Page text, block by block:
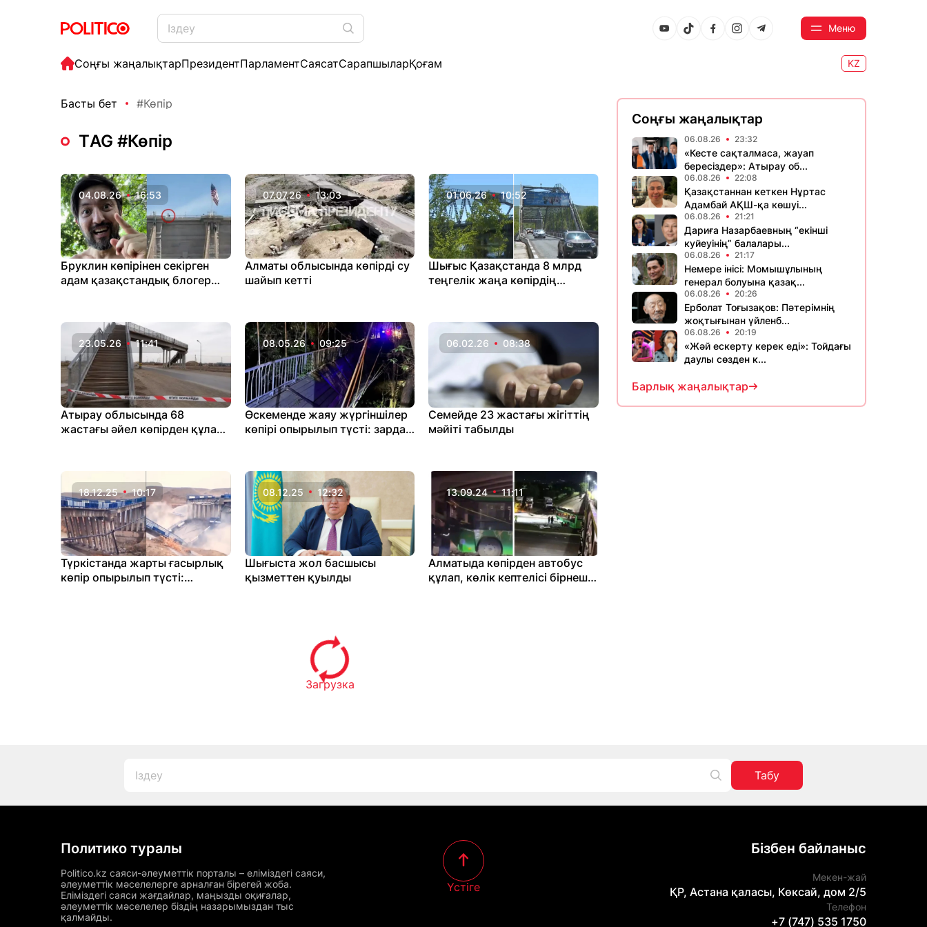
Меню
Соңғы жаңалықтарПрезидентПарламентСаясатСарапшыларҚоғам KZ
Басты бет #Көпір
ТAG #Көпір
04.08.26 16:53
Бруклин көпірінен секірген
адам қазақстандық блогер
07.07.26 13:03
Алматы облысында көпірді су
шайып кетті
01.06.26 10:52
Шығыс Қазақстанда 8 млрд
теңгелік жаңа көпірдің
23.05.26 11:41
Атырау облысында 68
жастағы әйел көпірден құлап
08.05.26 09:25
Өскеменде жаяу жүргіншілер
көпірі опырылып түсті: зардап
06.02.26 08:38
Семейде 23 жастағы жігіттің
мәйіті табылды
18.12.25 10:17
Түркістанда жарты ғасырлық
көпір опырылып түсті:
08.12.25 12:32
Шығыста жол басшысы
қызметтен қуылды
13.09.24 11:11
Алматыда көпірден автобус
құлап, көлік кептелісі бірнеше
Загрузка
Соңғы жаңалықтар
06.08.26 23:32
«Кесте сақталмаса, жауап
бересіздер»: Атырау об...
06.08.26 22:08
Қазақстаннан кеткен Нұртас
Адамбай АҚШ-қа көшуі...
06.08.26 21:21
Дариға Назарбаевның “екінші
куйеуінің” балалары...
06.08.26 21:17
Немере інісі: Момышұлының
генерал болуына қазақ...
06.08.26 20:26
Ерболат Тоғызақов: Пәтерімнің
жоқтығынан үйленб...
06.08.26 20:19
«Жәй ескерту керек еді»: Тойдағы
даулы сөзден к...
Барлық жаңалықтар
Табу
Политико туралы
Politico.kz саяси-әлеуметтік порталы – еліміздегі саяси,
әлеуметтік мәселелерге арналған бірегей жоба.
Еліміздегі саяси жағдайлар, маңызды оқиғалар,
әлеуметтік мәселелер біздің назарымыздан тыс
қалмайды.
Үстіге
Бізбен байланыс
Мекен-жай
ҚР, Астана қаласы, Көксай, дом 2/5
Телефон
+7 (747) 535 1750